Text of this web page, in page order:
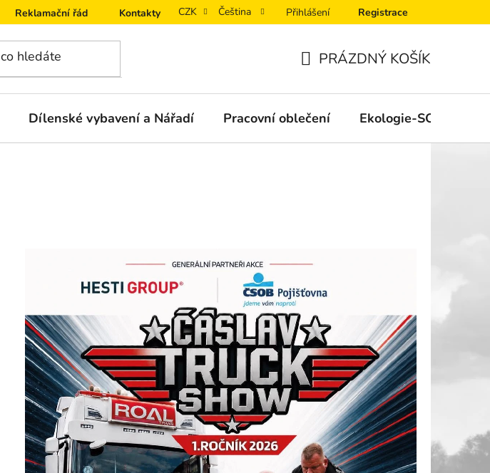
Reklamační řád Kontakty CZK Čeština Přihlášení Registrace
KOŠÍK
PRÁZDNÝ KOŠÍK
Dílenské vybavení a Nářadí Pracovní oblečení Ekologie-SORB®XT